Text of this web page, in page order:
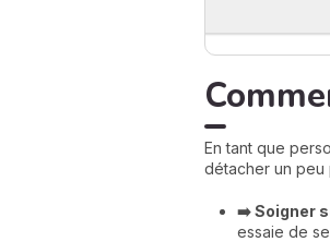
En tant que
détacher un peu
➡️ Soigner
essaie de